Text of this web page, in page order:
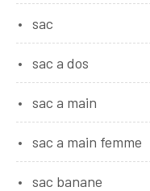
sac
sac a dos
sac a main
sac a main femme
sac banane